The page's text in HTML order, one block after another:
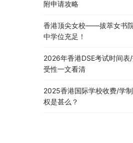
附申请攻略
香港顶尖女校——拔萃女书
中学位充足！
2026年香港DSE考试时间
受性一文看清
2025香港国际学校收费/学
权是甚么？